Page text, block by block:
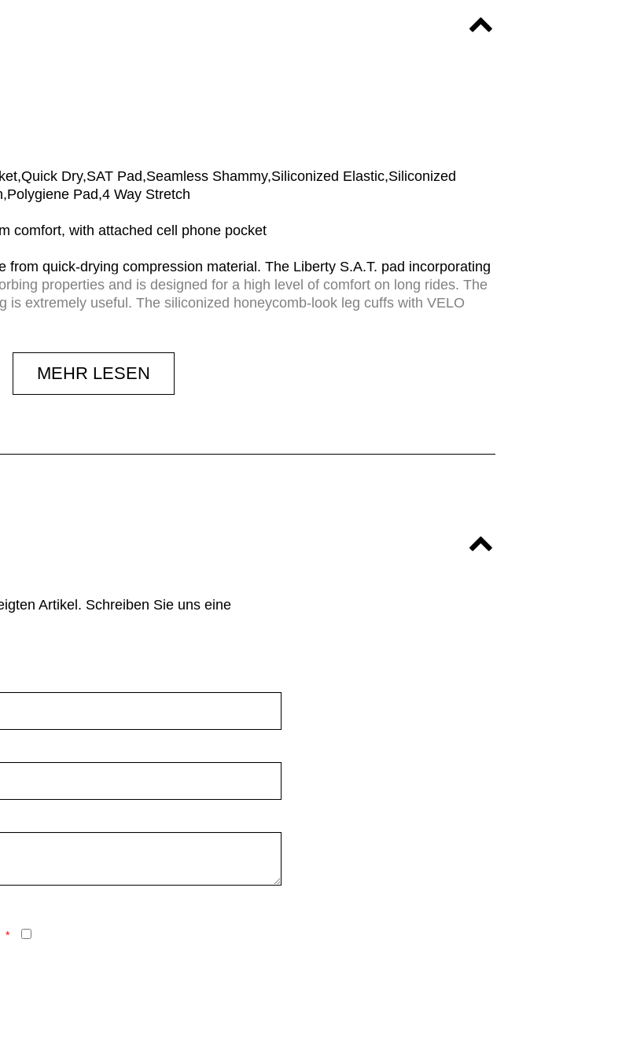
Dry,SAT Pad,Seamless Shammy,Siliconized Elastic,Siliconized
Pad,4 Way Stretch
comfort, with attached cell phone pocket
quick-drying compression material. The Liberty S.A.T. pad incorporating
properties and is designed for a high level of comfort on long rides. The
is extremely useful. The siliconized honeycomb-look leg cuffs with VELO
MEHR LESEN
Artikel. Schreiben Sie uns eine